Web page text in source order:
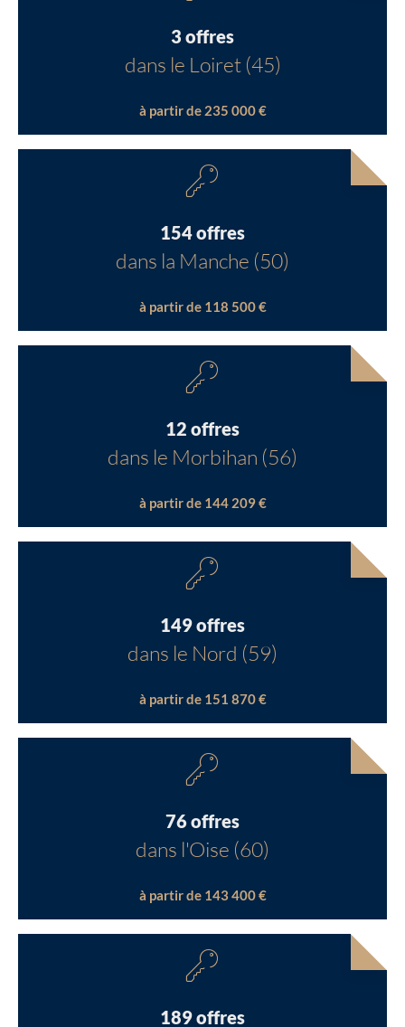
3 offres
dans le Loiret (45)
à partir de 235 000 €
154 offres
dans la Manche (50)
à partir de 118 500 €
12 offres
dans le Morbihan (56)
à partir de 144 209 €
149 offres
dans le Nord (59)
à partir de 151 870 €
76 offres
dans l'Oise (60)
à partir de 143 400 €
189 offres